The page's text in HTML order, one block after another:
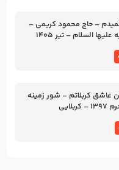
– حاج محمود کریمی –
شهادت حضرت رقیه علیها السلام – تیر ۱۴۰۵
عاشق کربلاتم – شور زمینه
– شب هفتم – محرم 1397 – کربلایی